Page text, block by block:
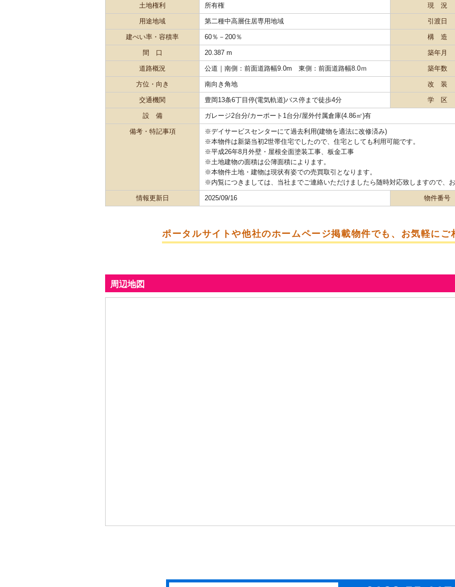
土地権利 所有権 現 況
用途地域 第二種中高層住居専用地域 引渡日
建ぺい率・容積率 60％－200％ 構 造
間 口 20.387 m 築年月
道路概況 公道｜南側：前面道路幅9.0m 東側：前面道路幅8.0ｍ 築年数
方位・向き 南向き角地 改 装
交通機関 豊岡13条6丁目停(電気軌道)バス停まで徒歩4分 学 区
設 備 ガレージ2台分/カーポート1台分/屋外付属倉庫(4.86㎡)有
備考・特記事項
※デイサービスセンターにて過去利用(建物を適法に改修済み)
※本物件は新築当初2世帯住宅でしたので、住宅としても利用可能です。
※平成26年8月外壁・屋根全面塗装工事、板金工事
※土地建物の面積は公簿面積によります。
※本物件土地・建物は現状有姿での売買取引となります。
※内覧につきましては、当社までご連絡いただけましたら随時対応致しますので、
情報更新日 2025/09/16 物件番号
ポータルサイトや他社のホームページ掲載物件でも、お気軽にご
周辺地図